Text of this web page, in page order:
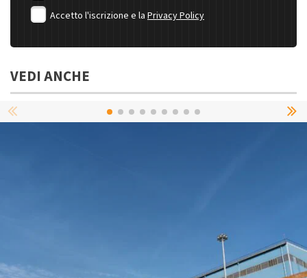
Accetto l'iscrizione e la Privacy Policy
VEDI ANCHE